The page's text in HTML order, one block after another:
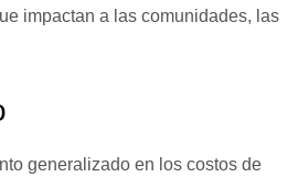
impactan a las comunidades, las
generalizado en los costos de